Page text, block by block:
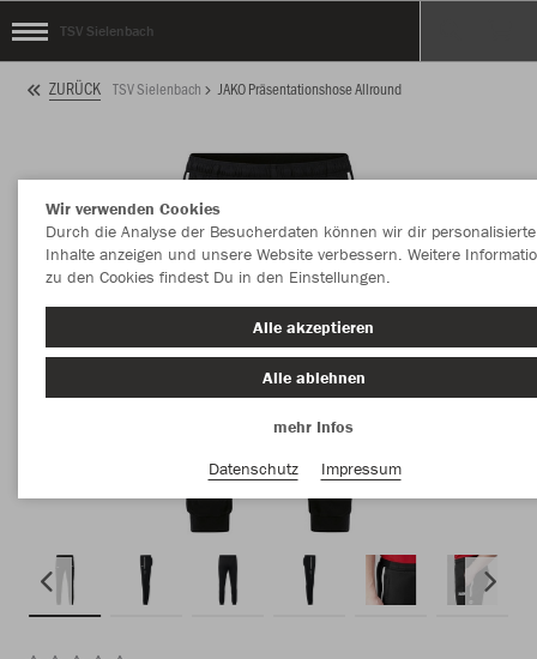
TSV Sielenbach
ZURÜCK TSV Sielenbach JAKO Präsentationshose Allround
Wir verwenden Cookies
Durch die Analyse der Besucherdaten können wir dir personalisierte
Inhalte anzeigen und unsere Website verbessern. Weitere
zu den Cookies findest Du in den Einstellungen.
Alle akzeptieren
Alle ablehnen
mehr Infos
Datenschutz
Impressum